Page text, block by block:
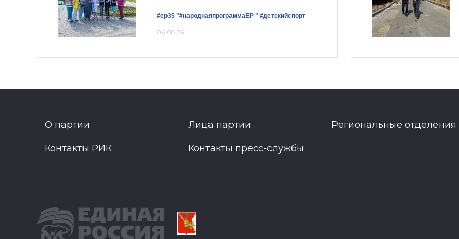
#ер35 "#народнаяпрограммаЕР " #детскийспорт
06.08.26
О партии Лица партии Региональные отделения
Контакты РИК Контакты пресс-службы